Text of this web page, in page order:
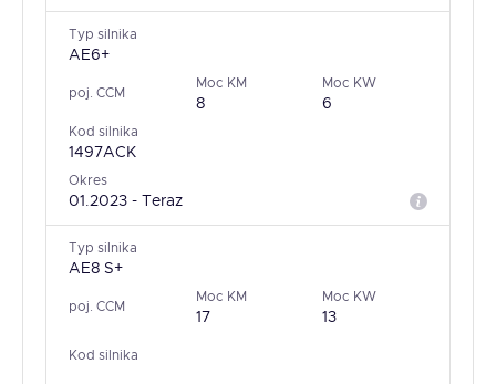
Typ silnika
AE6+
poj. CCM
Moc KM
8
Moc KW
6
Kod silnika
1497ACK
Okres
01.2023 - Teraz
Typ silnika
AE8 S+
poj. CCM
Moc KM
17
Moc KW
13
Kod silnika